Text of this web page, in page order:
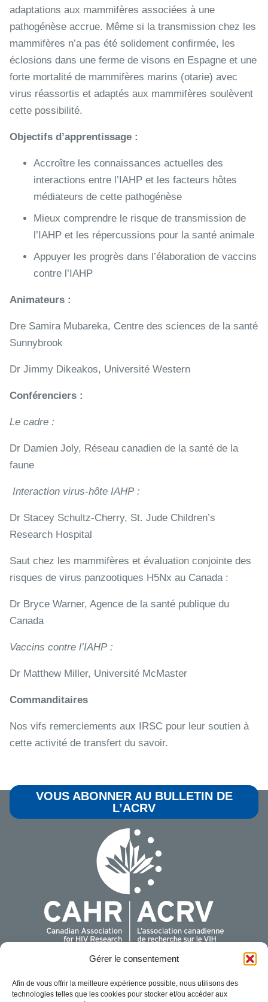
Gérer le consentement
Afin de vous offrir la meilleure expérience possible, nous utilisons des
technologies telles que les cookies pour stocker et/ou accéder aux
adaptations aux mammifères associées à une
pathogénèse accrue. Même si la transmission chez les
mammifères n’a pas été solidement confirmée, les
éclosions dans une ferme de visons en Espagne et une
forte mortalité de mammifères marins (otarie) avec
virus réassortis et adaptés aux mammifères soulèvent
cette possibilité.
Objectifs d’apprentissage :
Accroître les connaissances actuelles des
interactions entre l’IAHP et les facteurs hôtes
médiateurs de cette pathogénèse
Mieux comprendre le risque de transmission de
l’IAHP et les répercussions pour la santé animale
Appuyer les progrès dans l’élaboration de vaccins
contre l’IAHP
Animateurs :
Dre Samira Mubareka, Centre des sciences de la santé
Sunnybrook
Dr Jimmy Dikeakos, Université Western
Conférenciers :
Le cadre :
Dr Damien Joly, Réseau canadien de la santé de la
faune
Interaction virus-hôte IAHP :
Dr Stacey Schultz-Cherry, St. Jude Children’s
Research Hospital
Saut chez les mammifères et évaluation conjointe des
risques de virus panzootiques H5Nx au Canada :
Dr Bryce Warner, Agence de la santé publique du
Canada
Vaccins contre l’IAHP :
Dr Matthew Miller, Université McMaster
Commanditaires
Nos vifs remerciements aux IRSC pour leur soutien à
cette activité de transfert du savoir.
VOUS ABONNER AU BULLETIN DE
L’ACRV
Association canadienne de recherche sur le VIH
440 Laurier Avenue West, Suite 200